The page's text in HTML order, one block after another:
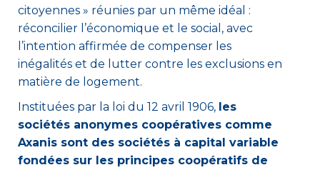
citoyennes » réunies par un même idéal :
réconcilier l’économique et le social, avec
l’intention affirmée de compenser les
inégalités et de lutter contre les exclusions en
matière de logement.
Instituées par la loi du 12 avril 1906, les
sociétés anonymes coopératives comme
Axanis sont des sociétés à capital variable
fondées sur les principes coopératifs de